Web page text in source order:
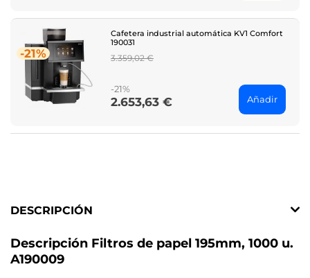
-21%
Cafetera industrial automática KV1 Comfort
190031
Regular
3.359,02 €
-21%
Price
2.653,63 € Añadir
DESCRIPCIÓN
Descripción Filtros de papel 195mm, 1000 u.
A190009